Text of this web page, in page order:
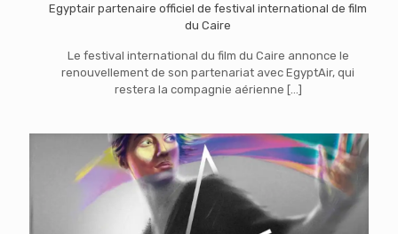
Egyptair partenaire officiel de festival international de film
du Caire
Le festival international du film du Caire annonce le
renouvellement de son partenariat avec EgyptAir, qui
restera la compagnie aérienne […]